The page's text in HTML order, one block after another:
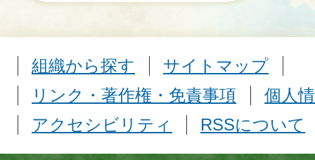
組織から探す
サイトマップ
リンク・著作権・免責事項
個人
アクセシビリティ
RSSについて